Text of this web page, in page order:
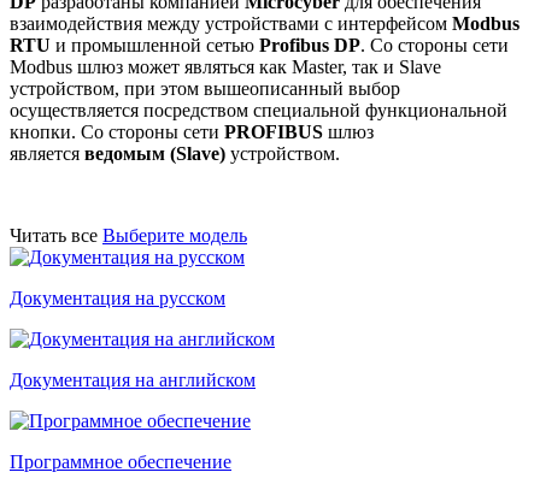
взаимодействия между устройствами с интерфейсом Modbus
RTU и промышленной сетью Profibus DP. Со стороны сети
Modbus шлюз может являться как Master, так и Slave
устройством, при этом вышеописанный выбор
осуществляется посредством специальной функциональной
кнопки. Со стороны сети PROFIBUS шлюз
является ведомым (Slave) устройством.
Читать все Выберите модель
Документация на русском
Документация на английском
Программное обеспечение